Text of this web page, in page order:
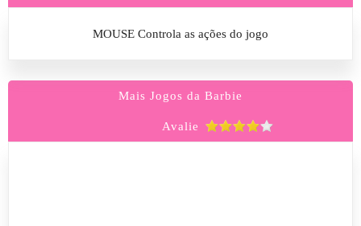
MOUSE Controla as ações do jogo
Mais Jogos da Barbie
Avalie